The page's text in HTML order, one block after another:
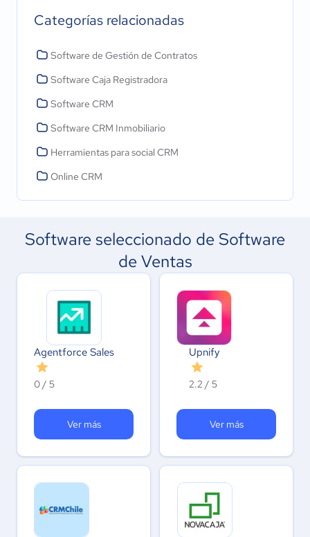
Categorías relacionadas
Software de Gestión de Contratos
Software Caja Registradora
Software CRM
Software CRM Inmobiliario
Herramientas para social CRM
Online CRM
Software seleccionado de Software
de Ventas
Agentforce Sales
0 / 5
Ver más
Upnify
2.2 / 5
Ver más